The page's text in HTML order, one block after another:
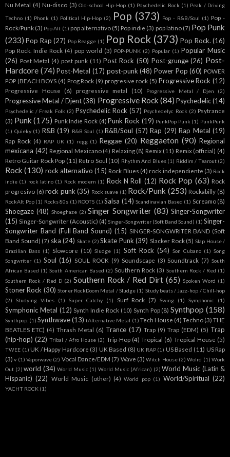
Nu Metal (4) Nu-disco (3) Old-school Hip-Hop (1) Pdychedelic Rock (1) Peak / Driving
Techno (1) Phonk (1) Political Hip-Hop (2) Pop (373) Pop - R&B/Soul (1) Pop -
Rock/Punk (3) Pop Alt (1) pop alternativo (5) Pop indie (3) pop latino (7) Pop Punk
(233) Pop Rap (27) Pop Reagge (1) Pop Rock (373) Pop Rock. (16)
Pop Rock. Indie Rock (4) pop world (3) POP-PUNK (2) Popular (1) Popular Music
(26) Post Metal (4) post punk (11) Post Rock (50) Post-grunge (26) Post-
Hardcore (74) Post-Metal (17) post-punk (48) Power Pop (60) POWER
POP (BEACH BOYS (4) Prog Rock (9) progresive rock (5) Progressive Rock (12)
Progressive House (6) progressive metal (10) Progressive Metal / Djen (2)
Progressive Metal / Djent (38) Progressive Rock (84) Psychedelic(14)
Psychedelic / Freak Folk (2) Psychedelic Rock (57) Psychedelyc Rock (2) Psytrance
(3) Punk (175) Punk Indie Rock (4) Punk Rock (19) PunkPop Punk (1) PunkPunk
(1) Quieky (1) R&B (19) R&B Soul (1) R&B/Soul (57) Rap (29) Rap Metal (19)
Rap Rock (4) RAP UK (1) regg (1) Reggae (20) Reggaeton (90) Regional
mexicana (42) Regional Mexicano (4) Relaxing (8) Remix (11) Remix (official) (4)
Retro Guitar Rock Pop (11) Retro Soul (10) Rhythm And Blues (1) Riddim / Tearout (2)
Rock (130) rock alternativo (15) Rock Blues (4) rock independiente (3) Rock
indie (1) rock latino (1) Rock modern (1) Rock N Roll (12) Rock Pop (63) Rock
progresivo (6) rock punk (35) Rock suave (1) Rock/Punk (253) Rockabilly (8)
RockAlt Pop (1) Rocks 80s (1) ROOTS (1) Salsa (14) Scandinavian Based (1) Screamo (8)
Shoegaze (48) Shoeghaze (2) Singer Songwriter (83) Singer-Songwriter
(15) Singer-Songwriter (Acoustic) (4) Singer-Songwriter (Soft Band Sound) (1) Singer-
Songwriter Band (Full Band Sound) (15) SINGER-SONGWRITER BAND (Soft
Band Sound) (7) ska (24) Skate (2) Skate Punk (39) Slacker Rock (5) Slap House /
Brazilian Bass (1) Slowcore (10) Sludge (1) Soft Rock (54) Son Cubano (1) Song
Songwriter (1) Soul (16) SOUL ROCK (9) Soundscape (3) Soundtrack (7) South
African Based (1) South American Based (2) Southern Rock (3) Southern Rock / Red (1)
Southern Rock / Red D (2) Southern Rock / Red Dirt (65) Spoken Word (1)
Stoner Rock (30) Stoner RockDoom Metal / Sludge (1) Study beats / Jazz-hop / Chill-hop
(2)
Studying Vibes (1) Super Catchy (1) Surf Rock (7) Swing (1) Symphonic (1)
Symphonic Metal (12) Synth Indie Rock (10) Synth Pop (8) Synthpop (158)
Synthpop. (1) Synthwave (13) tAlternative Metal (1) Tech House (4) Techno (3) THE
BEATLES ETC) (4) Thrash Metal (6) Trance (17) Trap (9) Trap (EDM) (5) Trap
(hip-hop) (22) Tribal / Afro House (2) Trip-Hop (4) Tropical (6) Tropical House (5)
TWEE (1) UK / Happy Hardcore (3) UK Based (8) UK RAP (1) US Based (11) US Rap
(3) v (1) Vaporwave (2) Vocal Dance/EDM (7) Wave (3) Witch House (2) Wolrd (1) Work
Out (2) world (34) World Music (1) World Music (African) (2) World Music (Latin &
Hispanic) (22) World Music (other) (4) World pop (1) World/Spiritual (22)
YACHT ROCK (1)